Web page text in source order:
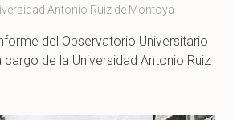
Antonio Ruiz de Montoya
del Observatorio Universitario
cargo de la Universidad Antonio Ruiz